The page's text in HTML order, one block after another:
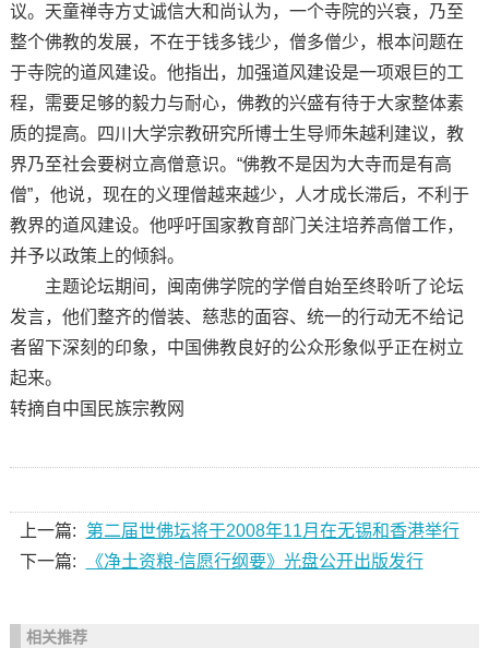
议。天童禅寺方丈诚信大和尚认为，一个寺院的兴衰，乃至
整个佛教的发展，不在于钱多钱少，僧多僧少，根本问题在
于寺院的道风建设。他指出，加强道风建设是一项艰巨的工
程，需要足够的毅力与耐心，佛教的兴盛有待于大家整体素
质的提高。四川大学宗教研究所博士生导师朱越利建议，教
界乃至社会要树立高僧意识。“佛教不是因为大寺而是有高
僧”，他说，现在的义理僧越来越少，人才成长滞后，不利于
教界的道风建设。他呼吁国家教育部门关注培养高僧工作，
并予以政策上的倾斜。
主题论坛期间，闽南佛学院的学僧自始至终聆听了论坛
发言，他们整齐的僧装、慈悲的面容、统一的行动无不给记
者留下深刻的印象，中国佛教良好的公众形象似乎正在树立
起来。
转摘自中国民族宗教网
上一篇:
第二届世佛坛将于2008年11月在无锡和香港举行
下一篇:
《净土资粮-信愿行纲要》光盘公开出版发行
相关推荐